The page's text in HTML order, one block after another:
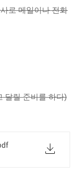
로 메일이나 전화
달릴 준비를 하다)